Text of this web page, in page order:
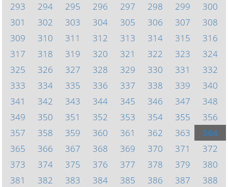
293
294 295 296 297 298 299
300
301
302 303 304 305 306 307
308
309
310 311 312 313 314 315
316
317
318 319 320 321 322 323
324
325
326 327 328 329 330 331
332
333
334 335 336 337 338 339
340
341
342 343 344 345 346 347
348
349
350 351 352 353 354 355
356
357
358 359 360 361 362 363
364
365
366 367 368 369 370 371
372
373
374 375 376 377 378 379
380
381
382 383 384 385 386 387 388